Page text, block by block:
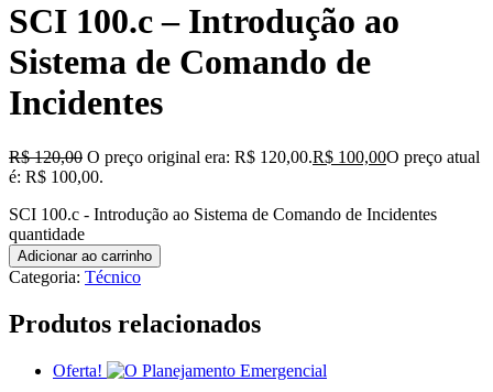
SCI 100.c – Introdução ao
Sistema de Comando de
Incidentes
R$120,00 O preço original era: R$ 120,00.R$ 100,00O preço atual
é: R$ 100,00.
SCI 100.c - Introdução ao Sistema de Comando de Incidentes
quantidade
Adicionar ao carrinho
Categoria: Técnico
Produtos relacionados
Oferta!